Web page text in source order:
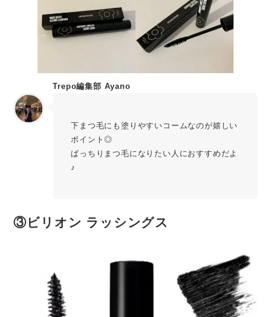
Trepo編集部 Ayano
下まつ毛にも塗りやすいコームなのが嬉しい
ポイント◎
ぱっちりまつ毛になりたい人におすすめだよ
♪
③ビリオン ラッシングス